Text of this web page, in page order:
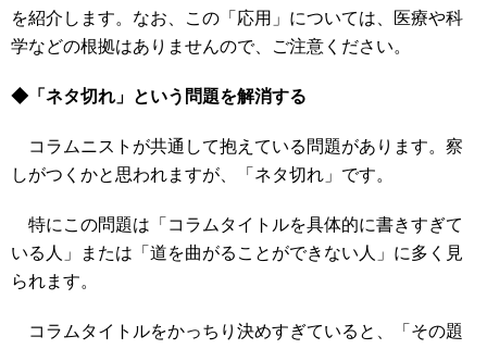
を紹介します。なお、この「応用」については、医療や科
学などの根拠はありませんので、ご注意ください。
◆「ネタ切れ」という問題を解消する
コラムニストが共通して抱えている問題があります。察
しがつくかと思われますが、「ネタ切れ」です。
特にこの問題は「コラムタイトルを具体的に書きすぎて
いる人」または「道を曲がることができない人」に多く見
られます。
コラムタイトルをかっちり決めすぎていると、「その題